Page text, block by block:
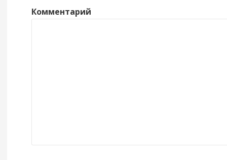
Комментарий